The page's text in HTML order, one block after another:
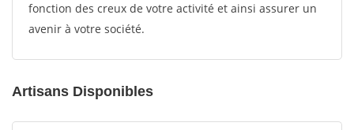
fonction des creux de votre activité et ainsi assurer un
avenir à votre société.
Artisans Disponibles